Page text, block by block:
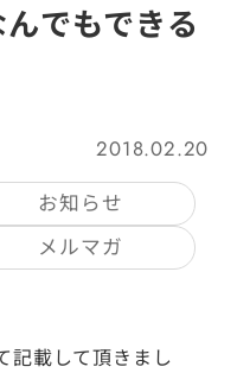
んでもできる
2018.02.20
お知らせ
メルマガ
記載して頂きまし